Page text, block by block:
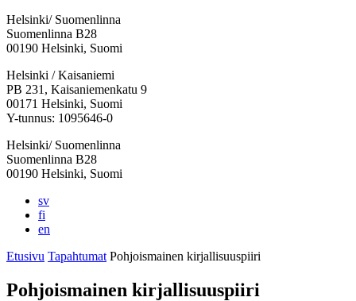
Helsinki/ Suomenlinna
Suomenlinna B28
00190 Helsinki, Suomi
Facebook:
Avataan
uuteen
välilehteen
Instagram:
Avataan
uuteen
välilehteen
TikTok:
Avataan
uuteen
välilehteen
Youtube:
Avataan
uuteen
välilehteen
Vimeo:
Avataan
uuteen
välilehteen
Helsinki / Kaisaniemi
PB 231, Kaisaniemenkatu 9
00171 Helsinki, Suomi
Y-tunnus: 1095646-0
Helsinki/ Suomenlinna
Suomenlinna B28
00190 Helsinki, Suomi
sv
fi
en
Etusivu Tapahtumat Pohjois­mainen kirjallisuus­piiri
Pohjois­mainen kirjallisuus­piiri